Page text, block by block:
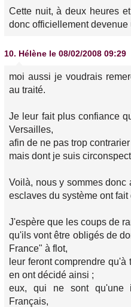
Cette nuit, à deux heures
donc officiellement
10. Hélène le 08/02/2008 09:29
moi aussi je voudrais
au traité.
Je leur fait plus confiance
Versailles,
afin de ne pas trop
mais dont je suis
Voilà, nous y sommes donc
esclaves du système ont
J'espère que les coups de
qu'ils vont être obligés de
France" à flot,
leur feront comprendre
en ont décidé ainsi ;
eux, qui ne sont qu'une
Français,